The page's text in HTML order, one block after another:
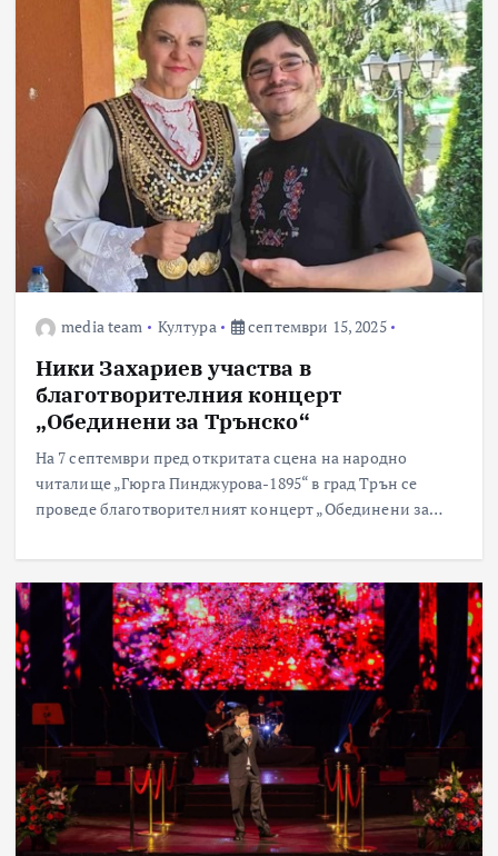
media team Култура септември 15, 2025
Ники Захариев участва в
благотворителния концерт
„Обединени за Трънско“
На 7 септември пред откритата сцена на народно
читалище „Гюрга Пинджурова-1895“ в град Трън се
проведе благотворителният концерт „Обединени за…